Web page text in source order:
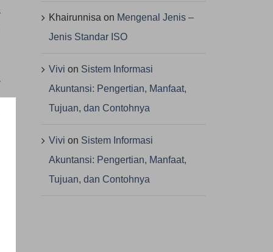
Khairunnisa on Mengenal Jenis –
Jenis Standar ISO
Vivi on Sistem Informasi
Akuntansi: Pengertian, Manfaat,
Tujuan, dan Contohnya
Vivi on Sistem Informasi
Akuntansi: Pengertian, Manfaat,
Tujuan, dan Contohnya